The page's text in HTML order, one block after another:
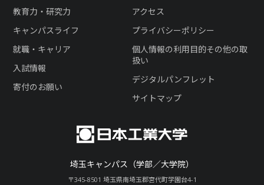
埼玉キャンパス（学部／大学院）
〒345-8501 埼玉県南埼玉郡宮代町学園台4-1
教育力・研究力
キャンパスライフ
就職・キャリア
入試情報
寄付のお願い
アクセス
プライバシーポリシー
個人情報の利用目的その他の取
扱い
デジタルパンフレット
サイトマップ